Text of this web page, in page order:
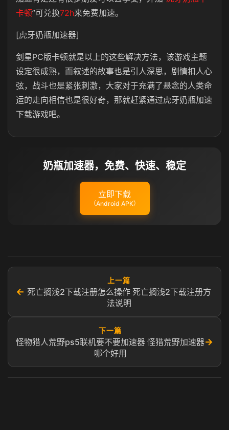
卡顿”可兑换72h来免费加速。
[虎牙奶瓶加速器]
剑星PC版卡顿就是以上的这些解决方法，该游戏主题
设定很成熟，而叙述的故事也是引人深思，剧情扣人心
弦，战斗也是紧张刺激，大家对于充满了悬念的人类命
运的走向相信也是很好奇，那就赶紧通过虎牙奶瓶加速
下载游戏吧。
奶瓶加速器，免费、快速、稳定
立即下载
（Android APK）
←
上一篇
死亡搁浅2下载注册怎么操作 死亡搁浅2下载注册方
法说明
下一篇
怪物猎人荒野ps5联机要不要加速器 怪猎荒野加速器
哪个好用
→